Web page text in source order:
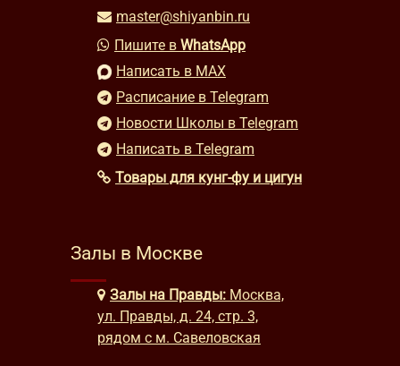
master@shiyanbin.ru
Пишите в WhatsApp
Написать в MAX
Расписание в Telegram
Новости Школы в Telegram
Написать в Telegram
Товары для кунг-фу и цигун
Залы в Москве
Залы на Правды: Москва,
ул. Правды, д. 24, стр. 3,
рядом с м. Савеловская